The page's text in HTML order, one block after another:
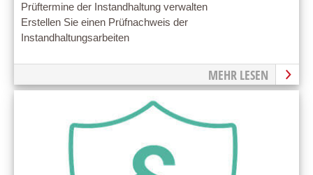
Prüftermine der Instandhaltung verwalten
Erstellen Sie einen Prüfnachweis der
Instandhaltungsarbeiten
MEHR LESEN